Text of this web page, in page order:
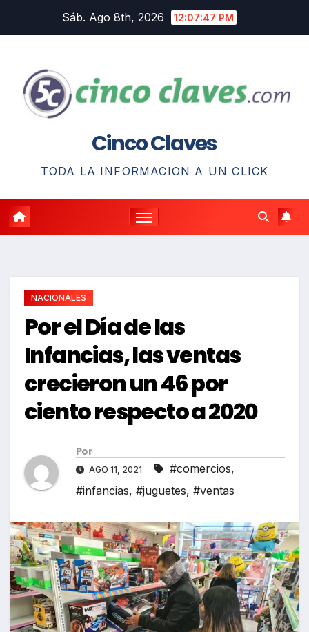
Sáb. Ago 8th, 2026 12:07:48 PM
Cinco Claves
TODA LA INFORMACION A UN CLICK
NACIONALES
Por el Día de las
Infancias, las ventas
crecieron un 46 por
ciento respecto a 2020
Por
AGO 11, 2021 #comercios,
#infancias, #juguetes, #ventas